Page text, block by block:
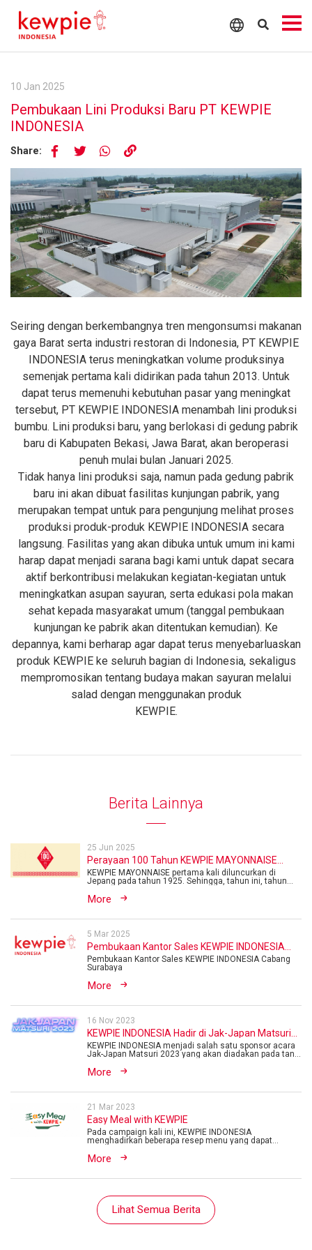
10 Jan 2025
Pembukaan Lini Produksi Baru PT KEWPIE
INDONESIA
Share:
Seiring dengan berkembangnya tren mengonsumsi makanan
gaya Barat serta industri restoran di Indonesia, PT KEWPIE
INDONESIA terus meningkatkan volume produksinya
semenjak pertama kali didirikan pada tahun 2013. Untuk
dapat terus memenuhi kebutuhan pasar yang meningkat
tersebut, PT KEWPIE INDONESIA menambah lini produksi
bumbu. Lini produksi baru, yang berlokasi di gedung pabrik
baru di Kabupaten Bekasi, Jawa Barat, akan beroperasi
penuh mulai bulan Januari 2025.
Tidak hanya lini produksi saja, namun pada gedung pabrik
baru ini akan dibuat fasilitas kunjungan pabrik, yang
merupakan tempat untuk para pengunjung melihat proses
produksi produk-produk KEWPIE INDONESIA secara
langsung. Fasilitas yang akan dibuka untuk umum ini kami
harap dapat menjadi sarana bagi kami untuk dapat secara
aktif berkontribusi melakukan kegiatan-kegiatan untuk
meningkatkan asupan sayuran, serta edukasi pola makan
sehat kepada masyarakat umum (tanggal pembukaan
kunjungan ke pabrik akan ditentukan kemudian). Ke
depannya, kami berharap agar dapat terus menyebarluaskan
produk KEWPIE ke seluruh bagian di Indonesia, sekaligus
mempromosikan tentang budaya makan sayuran melalui
salad dengan menggunakan produk
KEWPIE.
Berita Lainnya
25 Jun 2025
Perayaan 100 Tahun KEWPIE MAYONNAISE
Sejak Diluncurkan di Jepang
KEWPIE MAYONNAISE pertama kali diluncurkan di
Jepang pada tahun 1925. Sehingga, tahun ini, tahun
More
5 Mar 2025
Pembukaan Kantor Sales KEWPIE INDONESIA
Cabang Surabaya
Pembukaan Kantor Sales KEWPIE INDONESIA Cabang
Surabaya
More
16 Nov 2023
KEWPIE INDONESIA Hadir di Jak-Japan Matsuri
2023
KEWPIE INDONESIA menjadi salah satu sponsor acara
Jak-Japan Matsuri 2023 yang akan diadakan pada tan...
More
21 Mar 2023
Easy Meal with KEWPIE
Pada campaign kali ini, KEWPIE INDONESIA
menghadirkan beberapa resep menu yang dapat
More
Lihat Semua Berita